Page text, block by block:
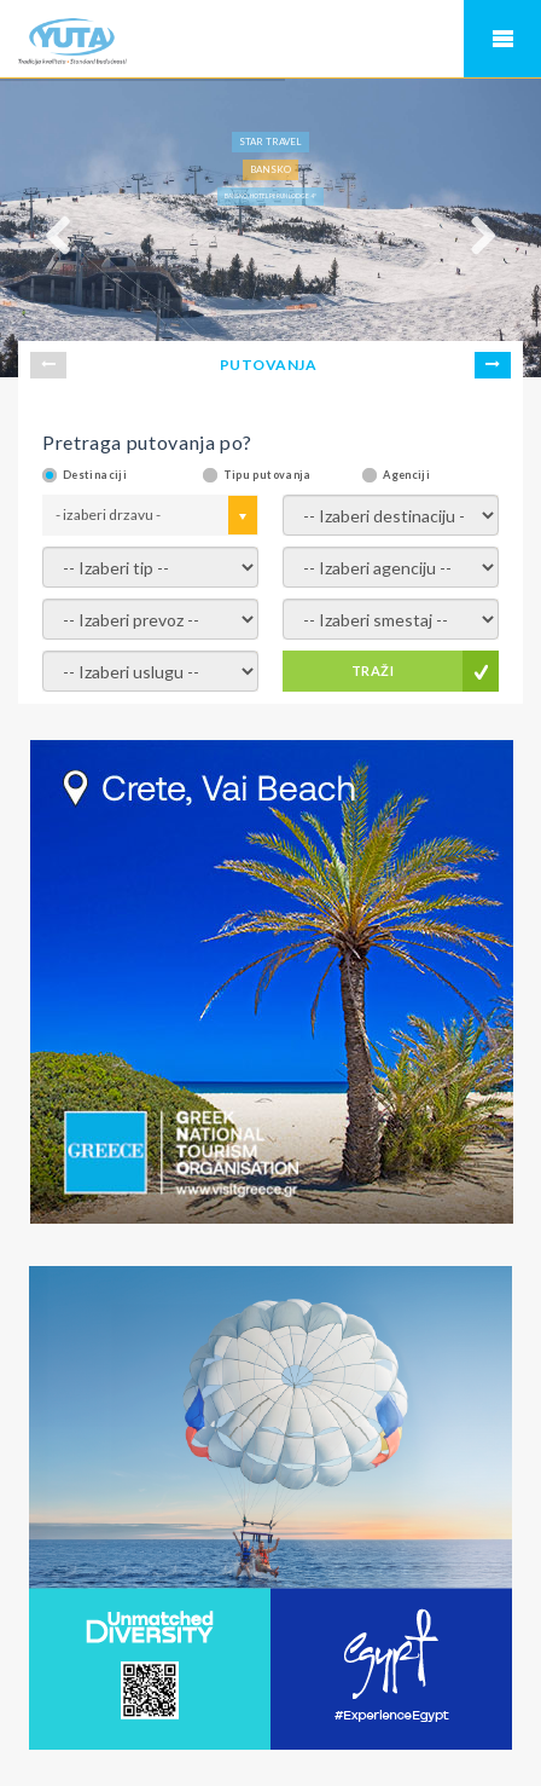
STAR TRAVEL
BANSKO
BANSKO, HOTEL PERUN LODGE 4*
PUTOVANJA
Pretraga putovanja po?
Destinaciji Tipu putovanja Agenciji
- izaberi drzavu - - izaberi destinaciju -
- izaberi tip - - izaberi agenciju -
- izaberi prevoz - - Izaberite smestaj -
- Izaberite uslugu - TRAŽI